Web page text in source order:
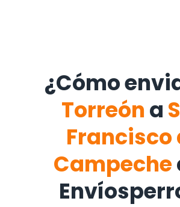
¿Cómo
Torreón a
Francisco
Campeche